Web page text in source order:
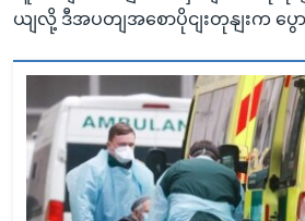
ယျလို့ ဒီအပတျအစောပိုငျးတုနျးက ပွေ